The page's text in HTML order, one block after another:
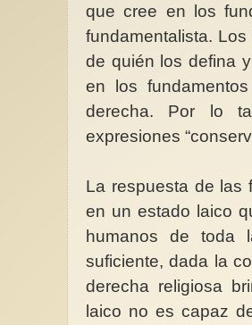
que cree en los
fundamentalista.
de quién los defina
en los
derecha. Por lo
expresiones
La respuesta de las
en un estado laico
humanos de toda
suficiente, dada la
derecha religiosa
laico no es capaz